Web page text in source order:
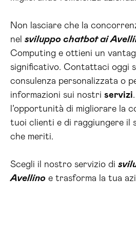
Non lasciare che la
nel sviluppo chatbot ai
Computing e ottieni un
significativo. Contattaci oggi
consulenza personalizzata o
informazioni sui nostri servizi
l’opportunità di migliorare la
tuoi clienti e di raggiungere il
che meriti.
Scegli il nostro servizio di
Avellino e trasforma la tua